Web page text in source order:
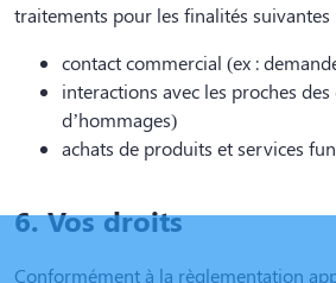
traitements pour les finalités suivantes
contact commercial (ex :
interactions avec les proches
d’hommages)
achats de produits et services
6. Vos droits
Conformément à la règlementation